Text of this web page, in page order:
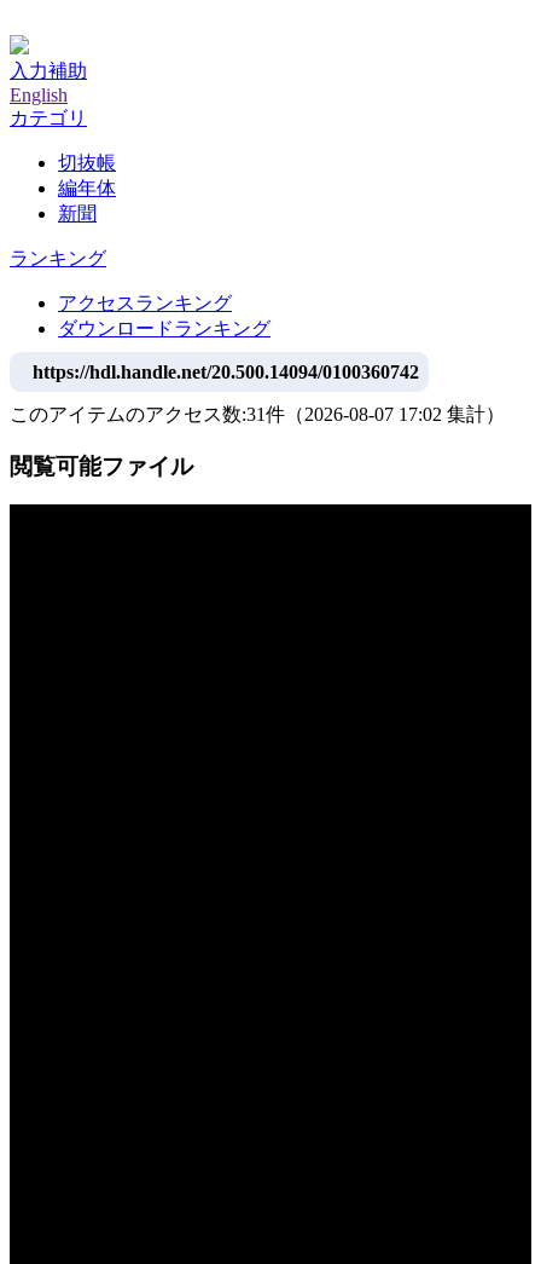
入力補助
English
カテゴリ
切抜帳
編年体
新聞
ランキング
アクセスランキング
ダウンロードランキング
https://hdl.handle.net/20.500.14094/0100360742
このアイテムのアクセス数:31件 （2026-08-07 17:02 集計）
閲覧可能ファイル